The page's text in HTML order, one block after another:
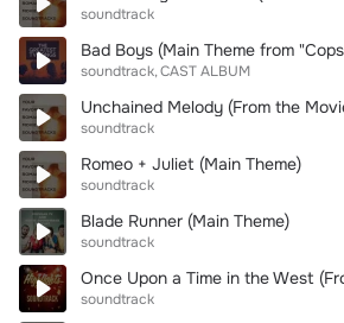
soundtrack
Bad Boys (Main Theme from
soundtrack CAST ALBUM
Unchained Melody (From the
soundtrack
Romeo + Juliet (Main Theme)
soundtrack
Blade Runner (Main Theme)
soundtrack
soundtrack